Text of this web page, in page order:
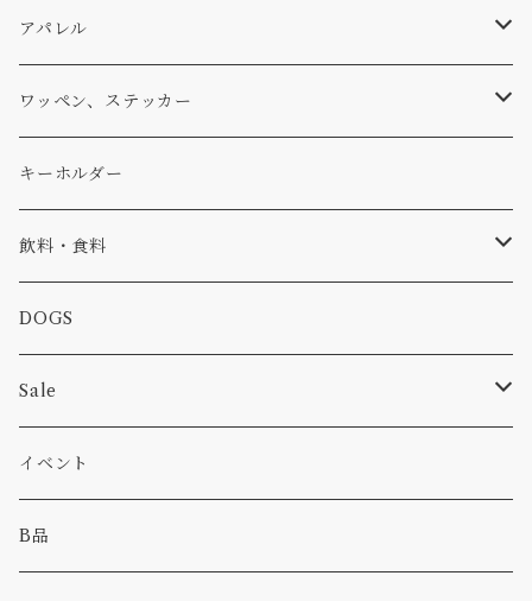
パーカー・トレーナー
アウター
コラボ
食品
...mura
ヘルメット
小物
コーヒー
焚き火
ワッペン
小物
ワッペン
ステッカー
小物
バイク
カー
アパレル
Tシャツ
キャップ、ニット
バッグ
小物
パンツ
パーカー・トレーナー
ワッペン、ステッカー
ワッペン
ステッカー
ピン
キーホルダー
飲料・食料
コーヒー
食べ物
DOGS
Sale
カー
キャンプ
イベント
B品